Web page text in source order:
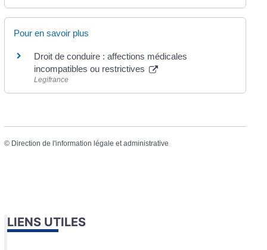
Pour en savoir plus
Droit de conduire : affections médicales
incompatibles ou restrictives
Legifrance
© Direction de l'information légale et administrative
LIENS UTILES